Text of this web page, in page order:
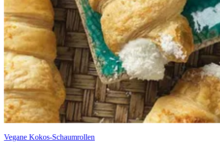
Vegane Kokos-Schaumrollen